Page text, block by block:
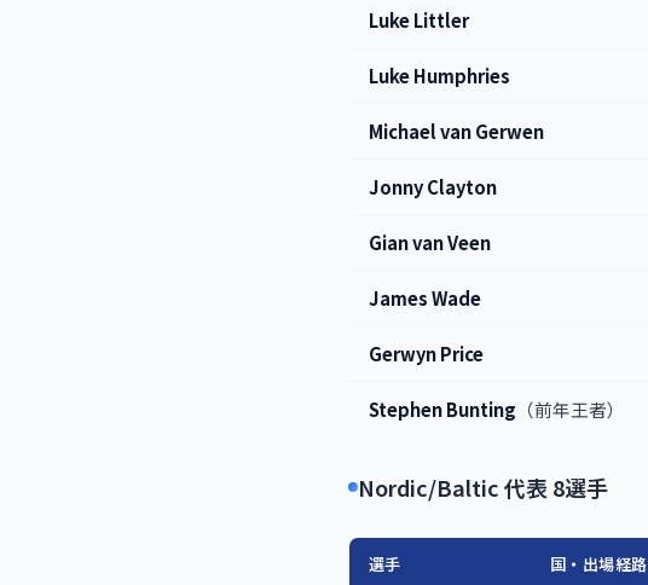
Luke Littler
Luke Humphries
Michael van Gerwen
Jonny Clayton
Gian van Veen
James Wade
Gerwyn Price
Stephen Bunting （前年王者）
Nordic/Baltic 代表 8選手
選手 国・出場経路